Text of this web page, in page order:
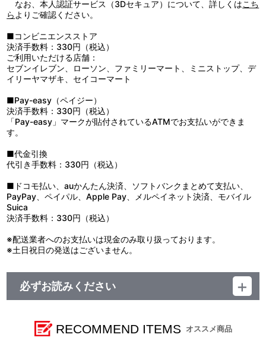
なお、本人認証サービス（3Dセキュア）について、詳しくはこち
らよりご確認ください。
■コンビニエンスストア
決済手数料：330円（税込）
ご利用いただける店舗：
セブンイレブン、ローソン、ファミリーマート、ミニストップ、デ
イリーヤマザキ、セイコーマート
■Pay-easy（ペイジー）
決済手数料：330円（税込）
「Pay-easy」マークが貼付されているATMでお支払いができま
す。
■代金引換
代引き手数料：330円（税込）
■ドコモ払い、auかんたん決済、ソフトバンクまとめて支払い、
PayPay、ペイパル、Apple Pay、メルペイネット決済、モバイル
Suica
決済手数料：330円（税込）
※配送業者へのお支払いは現金のみ取り扱っております。
※土日祝日の発送はございません。
必ずお読みください
販売元 (株)バンダイナムコフィルムワークス
RECOMMEND ITEMS オススメ商品